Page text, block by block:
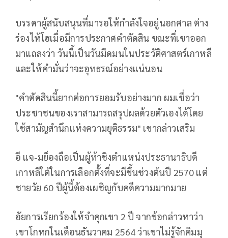
บรรดาผู้สนับสนุนที่มารอให้กำลังใจอยู่นอกศาล ต่าง
ร่องไห้โฮเมื่อมีการประกาศคำตัดสิน ขณะที่เขาออก
มาแถลงว่า วันนี้เป็นวันมืดมนในประวัติศาสตร์เกาหลี
และให้คำมั่นว่าจะอุทธรณ์อย่างแน่นอน
"คำตัดสินนี้ยากต่อการยอมรับอย่างมาก ผมเชื่อว่า
ประชาชนของเราสามารถสรุปผลด้วยตัวเองได้โดย
ใช้สามัญสำนึกแห่งความยุติธรรม" เขากล่าวเสริม
อี แจ-มย็องถือเป็นผู้ท้าชิงตำแหน่งประธานาธิบดี
เกาหลีใต้ในการเลือกตั้งที่จะมีขึ้นช่วงต้นปี 2570 แต่
ชายวัย 60 ปีผู้นี้ต้องเผชิญกับคดีความมากมาย
อัยการเรียกร้องให้จำคุกเขา 2 ปี จากข้อกล่าวหาว่า
เขาโกหกในเดือนธันวาคม 2564 ว่าเขาไม่รู้จักคิมมุ